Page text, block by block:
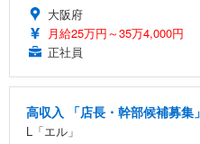
大阪府
月給25万円～35万4,000円
正社員
高収入 「店長・幹部候補募集
L「エル」